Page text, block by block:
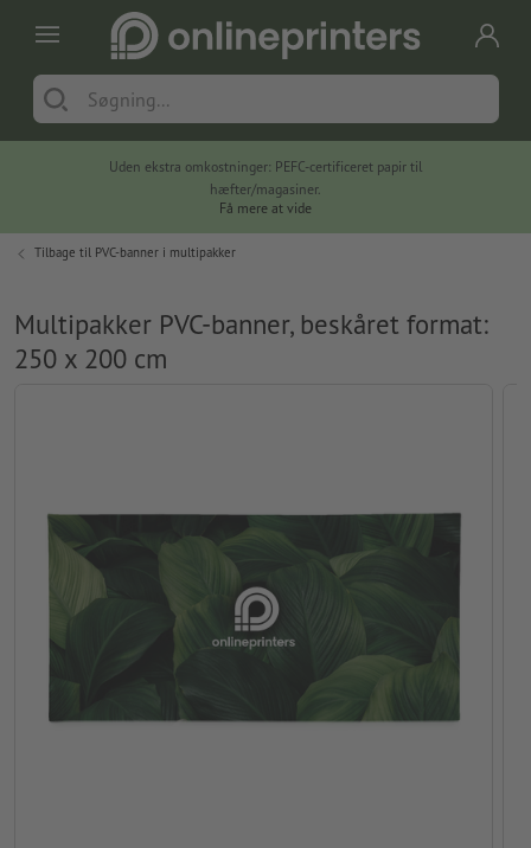
Uden ekstra omkostninger: PEFC-certificeret papir til
hæfter/magasiner.
Få mere at vide
Tilbage til PVC-banner i multipakker
Multipakker PVC-banner, beskåret format:
250 x 200 cm